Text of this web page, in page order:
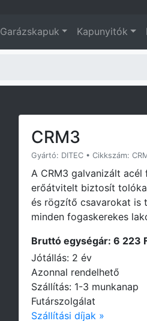
Garázskapuk Kapunyitók
CRM3
Gyártó: DITEC • Cikkszám:
A CRM3 galvanizált
erőátvitelt biztosít
és rögzítő csavarokat is
minden fogaskerekes
Bruttó egységár: 6 223
Jótállás: 2 év
Azonnal rendelhető
Szállítás: 1-3 munkanap
Futárszolgálat
Szállítási díjak »